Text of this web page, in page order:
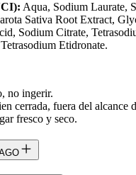
Aqua, Sodium Laurate,
Sativa Root Extract,
Sodium Citrate,
Etidronate.
no ingerir.
cerrada, fuera del alcance
fresco y seco.